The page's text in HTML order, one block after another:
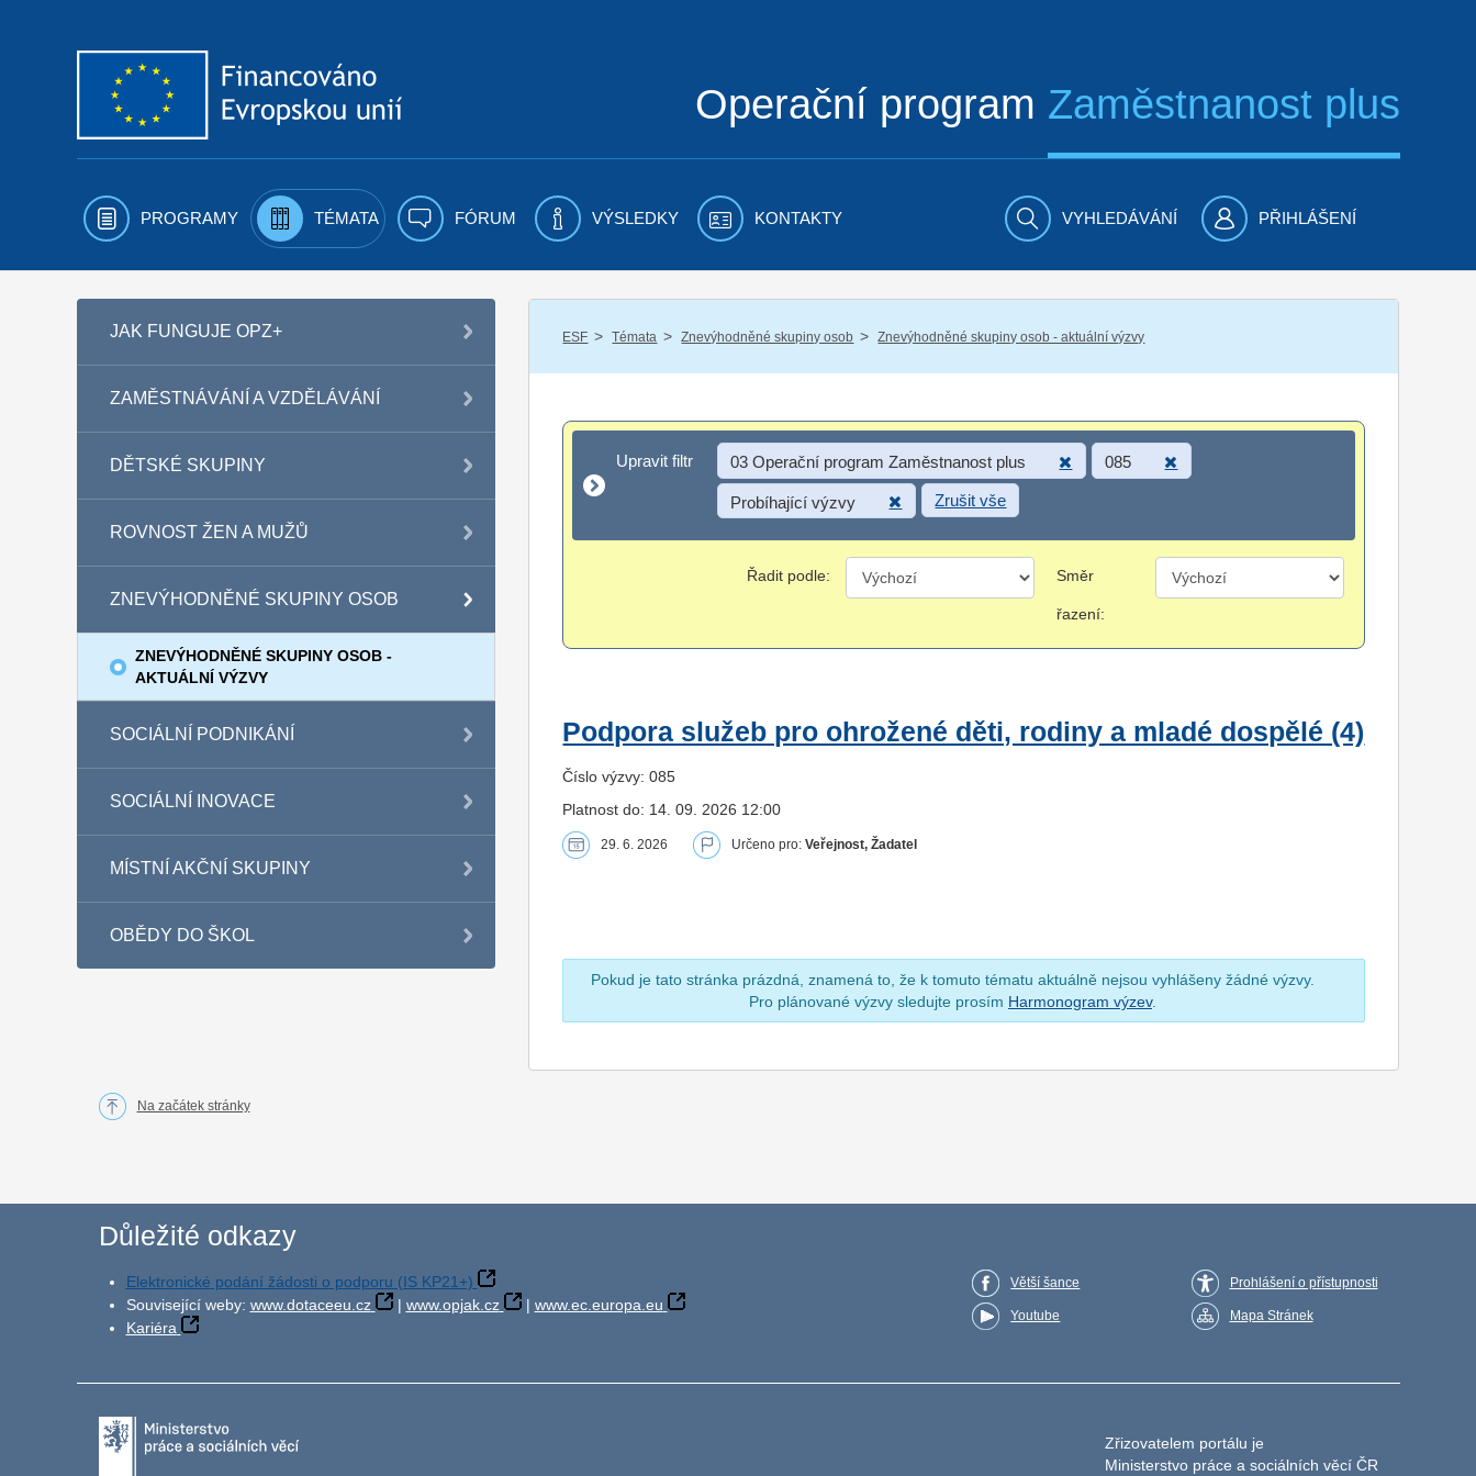
Operační program Zaměstnanost plus
PROGRAMY TÉMATA FÓRUM VÝSLEDKY KONTAKTY VYHLEDÁVÁNÍ PŘIHLÁŠENÍ
JAK FUNGUJE OPZ+
ZAMĚSTNÁVÁNÍ A VZDĚLÁVÁNÍ
DĚTSKÉ SKUPINY
ROVNOST ŽEN A MUŽŮ
ZNEVÝHODNĚNÉ SKUPINY OSOB
ZNEVÝHODNĚNÉ SKUPINY OSOB -
AKTUÁLNÍ VÝZVY
SOCIÁLNÍ PODNIKÁNÍ
SOCIÁLNÍ INOVACE
MÍSTNÍ AKČNÍ SKUPINY
OBĚDY DO ŠKOL
ESF / Témata / Znevýhodněné skupiny osob / Znevýhodněné skupiny osob - aktuální výzvy
Upravit filtr
Upravit filtr 03 Operační program Zaměstnanost plus 085
Probíhající výzvy Zrušit vše
Řadit podle: Směr
řazení:
Podpora služeb pro ohrožené děti, rodiny a mladé dospělé (4)
Číslo výzvy: 085
Platnost do: 14. 09. 2026 12:00
29. 6. 2026 Určeno pro:Veřejnost, Žadatel
Pokud je tato stránka prázdná, znamená to, že k tomuto tématu aktuálně nejsou vyhlášeny žádné výzvy.
Pro plánované výzvy sledujte prosím Harmonogram výzev.
Na začátek stránky
Důležité odkazy
Elektronické podání žádosti o podporu (IS KP21+)
Související weby: www.dotaceeu.cz | www.opjak.cz | www.ec.europa.eu
Kariéra
Větší šance
Youtube
Prohlášení o přístupnosti
Mapa Stránek
Zřizovatelem portálu je
Ministerstvo práce a sociálních věcí ČR